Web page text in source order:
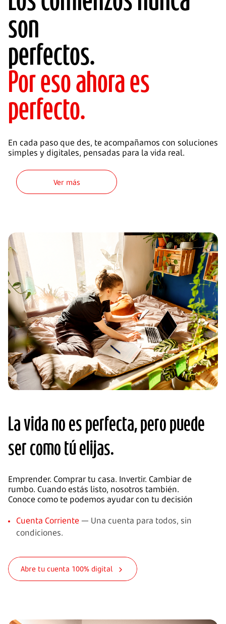
son
perfectos.
Por eso ahora es
perfecto.
En cada paso que des, te acompañamos con soluciones
simples y digitales, pensadas para la vida real.
Ver más
La vida no es perfecta, pero puede
ser como tú elijas.
Emprender. Comprar tu casa. Invertir. Cambiar de
rumbo. Cuando estás listo, nosotros también.
Conoce como te podemos ayudar con tu decisión
Cuenta Corriente — Una cuenta para todos, sin
condiciones.
Abre tu cuenta 100% digital